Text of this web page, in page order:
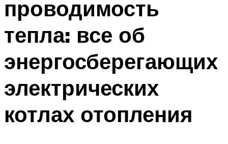
ВЕНТИЛЯЦИЯ
ТРУБЫ
Меню
проводимость
тепла: все об
энергосберегающих
электрических
котлах отопления